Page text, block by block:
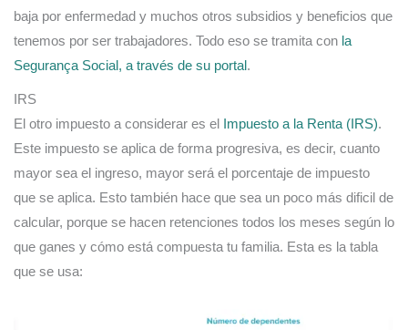
baja por enfermedad y muchos otros subsidios y beneficios que
tenemos por ser trabajadores. Todo eso se tramita con la
Segurança Social, a través de su portal.
IRS
El otro impuesto a considerar es el Impuesto a la Renta (IRS).
Este impuesto se aplica de forma progresiva, es decir, cuanto
mayor sea el ingreso, mayor será el porcentaje de impuesto
que se aplica. Esto también hace que sea un poco más dificil de
calcular, porque se hacen retenciones todos los meses según lo
que ganes y cómo está compuesta tu familia. Esta es la tabla
que se usa: